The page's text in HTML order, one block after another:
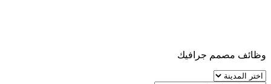
وظائف مصمم جرافيك